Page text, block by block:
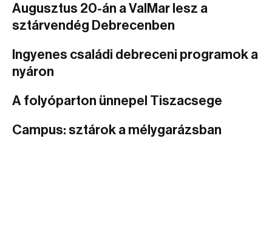
Augusztus 20-án a ValMar lesz a
sztárvendég Debrecenben
Ingyenes családi debreceni programok a
nyáron
A folyóparton ünnepel Tiszacsege
Campus: sztárok a mélygarázsban